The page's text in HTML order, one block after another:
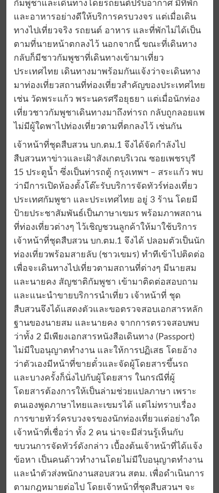
กัมพูชาและเดินทางโดยรถยนต์ปรับอากาศ มีที่พัก
และอาหารอย่างดีให้บริการครบวงจร แต่เมื่อเดิน
ทางไปเที่ยวจริง รถยนต์ อาหาร และที่พักไม่ได้เป็น
ตามที่นายหน้าตกลงไว้ นอกจากนี้ ขณะที่เดินทาง
กลับก็มีชาวกัมพูชาที่เดินทางเข้ามาเที่ยว
ประเทศไทย เดินทางมาพร้อมกันแจ้งว่าจะเดินทาง
มาท่องเที่ยวสถานที่ท่องเที่ยวสำคัญของประเทศไทย
เช่น วัดพระแก้ว พระนครศรีอยุธยา แต่เมื่อนักท่อง
เที่ยวชาวกัมพูชาเดินทางมาถึงท่ารถ กลับถูกลอยแพ
ไม่มีผู้ใดพาไปท่องเที่ยวตามที่ตกลงไว้ เช่นกัน
เจ้าหน้าที่ชุดสืบสวน บก.ตม.1 จึงได้จัดกำลังไป
สืบสวนหาข่าวและเฝ้าสังเกตบริเวณ ซอยเพชรบุรี
15 ประตูน้ำ ซึ่งเป็นท่ารถตู้ กรุงเทพฯ – สระแก้ว พบ
ว่ามีการเปิดห้องตั้งโต๊ะรับบริการจัดทัวร์ท่องเที่ยว
ประเทศกัมพูชา และประเทศไทย อยู่ 3 ร้าน โดยมี
ป้ายประชาสัมพันธ์เป็นภาษาเขมร พร้อมภาพสถาน
ที่ท่องเที่ยวต่างๆ ไว้เชิญชวนลูกค้าให้มาใช้บริการ
เจ้าหน้าที่ชุดสืบสวน บก.ตม.1 จึงได้ ปลอมตัวเป็นนัก
ท่องเที่ยวพร้อมสายลับ (ชาวเขมร) ทำทีเข้าไปติดต่อ
เพื่อจะเดินทางไปเที่ยวตามสถานที่ต่างๆ มีนายสม
และนายคง สัญชาติกัมพูชา เข้ามาติดต่อสอบถาม
และแนะนำขายบริการนำเที่ยว เจ้าหน้าที่ ชุด
สืบสวนจึงได้แสดงตัวและขอตรวจสอบเอกสารหลัก
ฐานของนายสม และนายคง จากการตรวจสอบพบ
ว่าทั้ง 2 มีเพียงเอกสารหนังสือเดินทาง (Passport)
ไม่มีใบอนุญาตทำงาน และให้การปฏิเสธ โดยอ้าง
ว่าตัวเองมีหน้าที่ขายตั๋วและจัดผู้โดยสารขึ้นรถ
และบางครั้งก็นั่งไปกับผู้โดยสาร ในกรณีที่ผู้
โดยสารต้องการให้เป็นล่ามช่วยแปลภาษา เพราะ
ตนเองพูดภาษาไทยและเขมรได้ แต่ไม่ทราบเรื่อง
การขายทัวร์ครบวงจรของนักท่องเที่ยวแต่อย่างใด
เจ้าหน้าที่เชื่อว่า ทั้ง 2 คน น่าจะมีส่วนรู้เห็นกับ
ขบวนการจัดทัวร์ดังกล่าว เบื้องต้นเจ้าหน้าที่ได้แจ้ง
ข้อหา เป็นคนด้าวทำงานโดยไม่มีใบอนุญาตทำงาน
และนำตัวส่งพนักงานสอบสวน สตม. เพื่อดำเนินการ
ตามกฎหมายต่อไป โดยเจ้าหน้าที่ชุดสืบสวนฯ จะ